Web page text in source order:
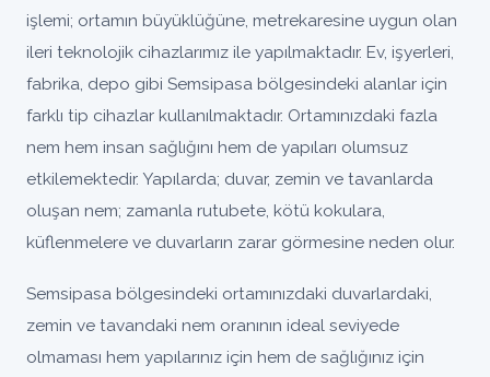
işlemi; ortamın büyüklüğüne, metrekaresine uygun olan
ileri teknolojik cihazlarımız ile yapılmaktadır. Ev, işyerleri,
fabrika, depo gibi Semsipasa bölgesindeki alanlar için
farklı tip cihazlar kullanılmaktadır. Ortamınızdaki fazla
nem hem insan sağlığını hem de yapıları olumsuz
etkilemektedir. Yapılarda; duvar, zemin ve tavanlarda
oluşan nem; zamanla rutubete, kötü kokulara,
küflenmelere ve duvarların zarar görmesine neden olur.
Semsipasa bölgesindeki ortamınızdaki duvarlardaki,
zemin ve tavandaki nem oranının ideal seviyede
olmaması hem yapılarınız için hem de sağlığınız için